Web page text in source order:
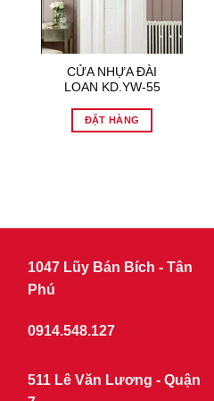
CỬA NHỰA ĐÀI
LOAN KD.YW-55
ĐẶT HÀNG
1047 Lũy Bán Bích - Tân
Phú
0914.548.127
511 Lê Văn Lương - Quận